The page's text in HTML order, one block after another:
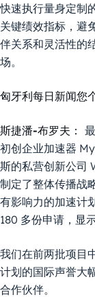
快速执行量身定制
关键绩效指标，避
伴关系和灵活性的
场。
匈牙利每日新闻您
斯捷潘-布罗夫：
初创企业加速器
斯的私营创新公司
制定了整体传播战
有影响力的加速计
180 多份申请，显
我们在前两批项目
计划的国际声誉大
合作伙伴。